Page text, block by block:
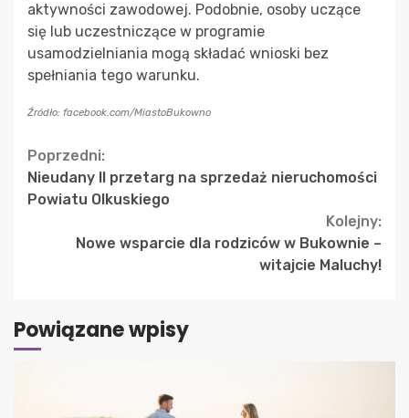
aktywności zawodowej. Podobnie, osoby uczące
się lub uczestniczące w programie
usamodzielniania mogą składać wnioski bez
spełniania tego warunku.
Źródło: facebook.com/MiastoBukowno
Continue
Reading
Poprzedni:
Nieudany II przetarg na sprzedaż nieruchomości
Powiatu Olkuskiego
Kolejny:
Nowe wsparcie dla rodziców w Bukownie –
witajcie Maluchy!
Powiązane wpisy